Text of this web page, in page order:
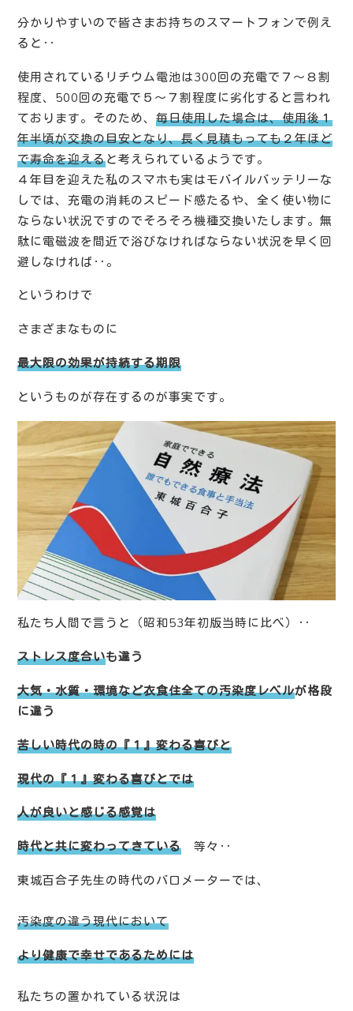
分かりやすいので皆さまお持ちのスマートフォンで例え
ると‥
使用されているリチウム電池は300回の充電で７〜８割
程度、500回の充電で５〜７割程度に劣化すると言われ
ております。そのため、毎日使用した場合は、使用後１
年半頃が交換の目安となり、長く見積もっても２年ほど
で寿命を迎えると考えられているようです。
４年目を迎えた私のスマホも実はモバイルバッテリーな
しでは、充電の消耗のスピード感たるや、全く使い物に
ならない状況ですのでそろそろ機種交換いたします。無
駄に電磁波を間近で浴びなければならない状況を早く回
避しなければ‥。
というわけで
さまざまなものに
最大限の効果が持続する期限
というものが存在するのが事実です。
私たち人間で言うと（昭和53年初版当時に比べ）‥
ストレス度合いも違う
大気・水質・環境など衣食住全ての汚染度レベルが格段
に違う
苦しい時代の時の『１』変わる喜びと
現代の『１』変わる喜びとでは
人が良いと感じる感覚は
時代と共に変わってきている 等々‥
東城百合子先生の時代のバロメーターでは、
汚染度の違う現代において
より健康で幸せであるためには
私たちの置かれている状況は